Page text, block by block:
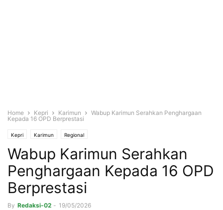
Home Kepri Karimun
Wabup Karimun Serahkan Penghargaan
Kepada 16 OPD Berprestasi
Kepri Karimun Regional
Wabup Karimun Serahkan
Penghargaan Kepada 16 OPD
Berprestasi
By Redaksi-02 - 19/05/2026